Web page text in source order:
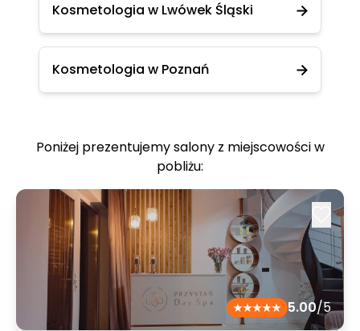
Kosmetologia w Lwówek Śląski
Kosmetologia w Poznań
Poniżej prezentujemy salony z miejscowości w
pobliżu:
5.00/5